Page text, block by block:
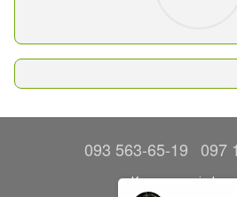
093 563-65-19 097
Контактна